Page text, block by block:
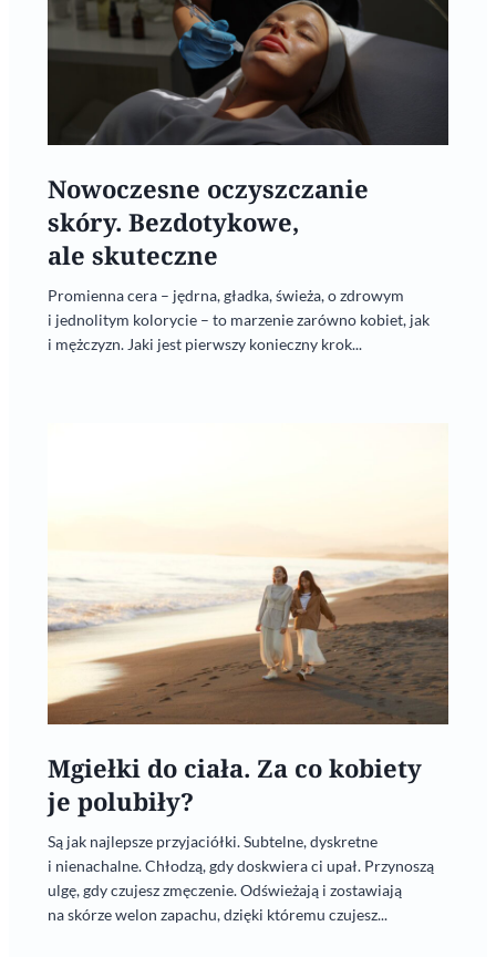
Nowoczesne oczyszczanie
skóry. Bezdotykowe,
ale skuteczne
Promienna cera – jędrna, gładka, świeża, o zdrowym
i jednolitym kolorycie – to marzenie zarówno kobiet, jak
i mężczyzn. Jaki jest pierwszy konieczny krok...
Mgiełki do ciała. Za co kobiety
je polubiły?
Są jak najlepsze przyjaciółki. Subtelne, dyskretne
i nienachalne. Chłodzą, gdy doskwiera ci upał. Przynoszą
ulgę, gdy czujesz zmęczenie. Odświeżają i zostawiają
na skórze welon zapachu, dzięki któremu czujesz...